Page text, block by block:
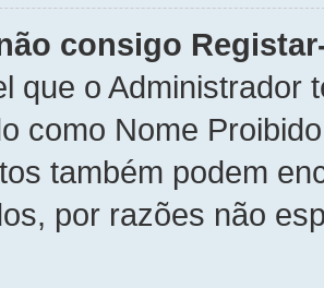
consigo
que o Administrador
como Nome
também podem
por razões não